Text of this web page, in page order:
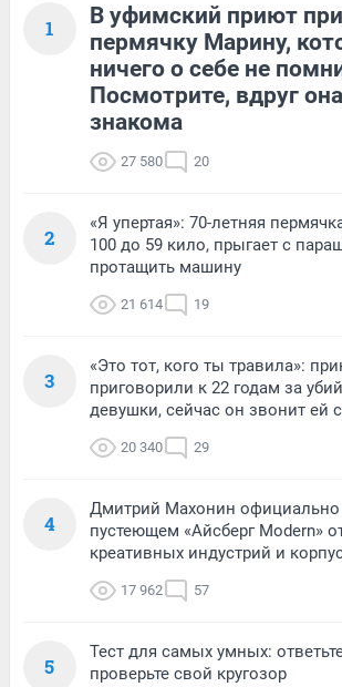
1
В уфимский приют
пермячку Марину,
ничего о себе не
Посмотрите, вдруг
знакома
27 580 20
2
«Я упертая»: 70-летняя
100 до 59 кило, прыгает с
протащить машину
21 614 19
3
«Это тот, кого ты травила»:
приговорили к 22 годам за
девушки, сейчас он звонит ей
20 340 29
4
Дмитрий Махонин официально
пустеющем «Айсберг Modern»
креативных индустрий и
17 962 57
5
Тест для самых умных:
проверьте свой кругозор